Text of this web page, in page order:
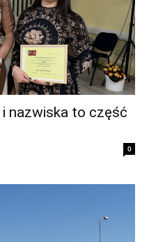
nazwiska to część
0